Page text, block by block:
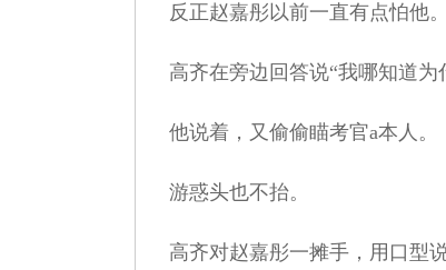
反正赵嘉彤以前一直有点怕他。
高齐在旁边回答说“我哪知道为
他说着，又偷偷瞄考官a本人。
游惑头也不抬。
高齐对赵嘉彤一摊手，用口型